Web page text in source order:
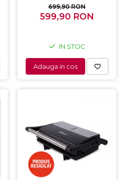
H 48.8 cm, Alb
699,90 RON
599,90 RON
IN STOC
Adauga in cos